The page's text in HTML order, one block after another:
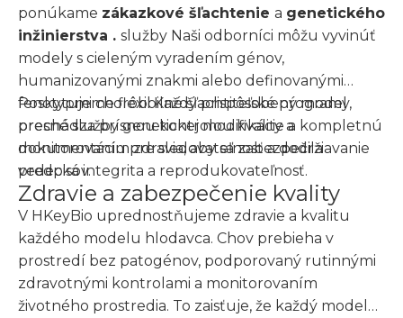
ponúkame zákazkové šľachtenie a genetického
inžinierstva . služby Naši odborníci môžu vyvinúť
modely s cieleným vyradením génov,
humanizovanými znakmi alebo definovanými
fenotypmi chorôb. Každý prispôsobený model
prechádza prísnou kontrolou kvality a
monitorovaním zdravia, aby sa zabezpečila
vedecká integrita a reprodukovateľnosť.
Poskytujeme flexibilné šľachtiteľské programy,
presné služby genetickej modifikácie a kompletnú
dokumentáciu pre sledovateľnosť a dodržiavanie
predpisov.
Zdravie a zabezpečenie kvality
V HKeyBio uprednostňujeme zdravie a kvalitu
každého modelu hlodavca. Chov prebieha v
prostredí bez patogénov, podporovaný rutinnými
zdravotnými kontrolami a monitorovaním
životného prostredia. To zaisťuje, že každý model